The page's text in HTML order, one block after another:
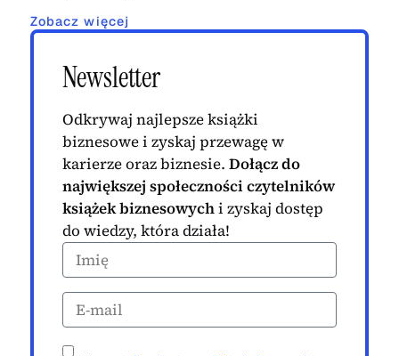
Zobacz więcej
Newsletter
Odkrywaj najlepsze książki
biznesowe i zyskaj przewagę w
karierze oraz biznesie. Dołącz do
największej społeczności czytelników
książek biznesowychi zyskaj dostęp
do wiedzy, która działa!